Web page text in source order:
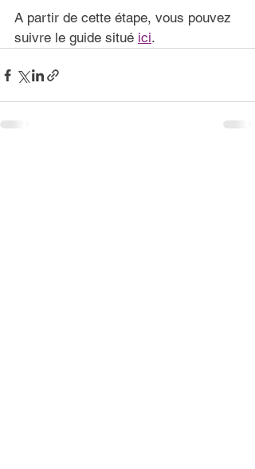
A partir de cette étape, vous pouvez
suivre le guide situé ici.